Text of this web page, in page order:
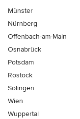
Münster
Nürnberg
Offenbach-am-Main
Osnabrück
Potsdam
Rostock
Solingen
Wien
Wuppertal